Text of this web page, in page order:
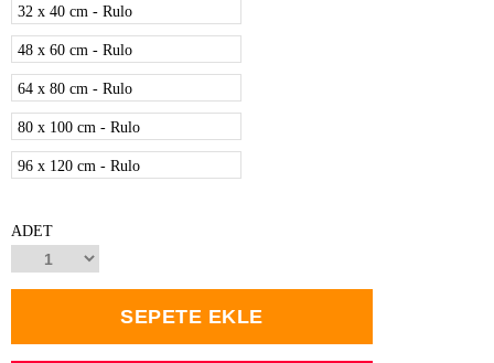
32 x 40 cm - Rulo
48 x 60 cm - Rulo
64 x 80 cm - Rulo
80 x 100 cm - Rulo
96 x 120 cm - Rulo
ADET